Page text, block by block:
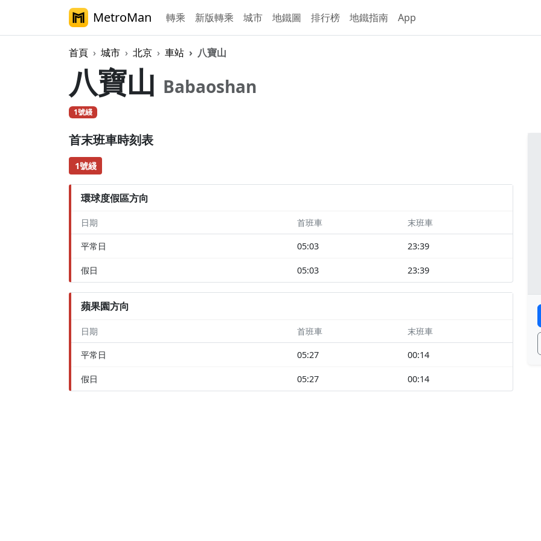
MetroMan 轉乘 新版轉乘 城市 地鐵圖 排行榜 地鐵指南 App
首頁 城市 北京 車站 八寶山
八寶山 Babaoshan
1號綫
首末班車時刻表
1號綫
環球度假區方向
日期 首班車 末班車
平常日 05:03 23:39
假日 05:03 23:39
蘋果園方向
日期 首班車 末班車
平常日 05:27 00:14
假日 05:27 00:14